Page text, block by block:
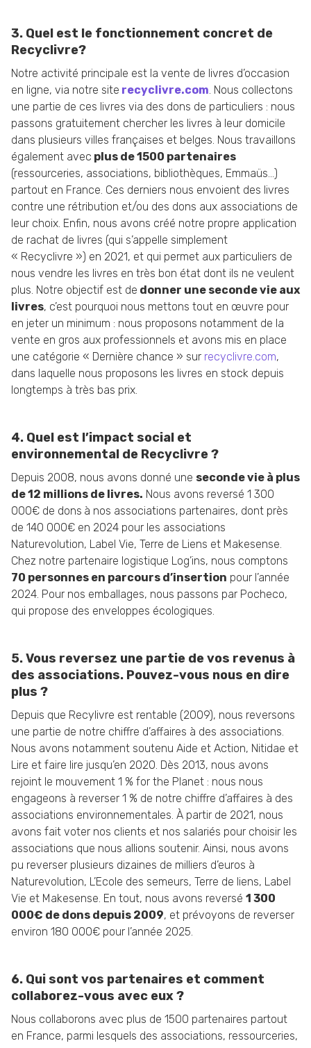
3. Quel est le fonctionnement concret de
Recyclivre?
Notre activité principale est la vente de livres d’occasion
en ligne, via notre site recyclivre.com. Nous collectons
une partie de ces livres via des dons de particuliers : nous
passons gratuitement chercher les livres à leur domicile
dans plusieurs villes françaises et belges. Nous travaillons
également avec plus de 1500 partenaires
(ressourceries, associations, bibliothèques, Emmaüs…)
partout en France. Ces derniers nous envoient des livres
contre une rétribution et/ou des dons aux associations de
leur choix. Enfin, nous avons créé notre propre application
de rachat de livres (qui s’appelle simplement
« Recyclivre ») en 2021, et qui permet aux particuliers de
nous vendre les livres en très bon état dont ils ne veulent
plus. Notre objectif est de donner une seconde vie aux
livres, c’est pourquoi nous mettons tout en œuvre pour
en jeter un minimum : nous proposons notamment de la
vente en gros aux professionnels et avons mis en place
une catégorie « Dernière chance » sur recyclivre.com,
dans laquelle nous proposons les livres en stock depuis
longtemps à très bas prix.
4. Quel est l’impact social et
environnemental de Recyclivre ?
Depuis 2008, nous avons donné une seconde vie à plus
de 12 millions de livres. Nous avons reversé 1 300
000€ de dons à nos associations partenaires, dont près
de 140 000€ en 2024 pour les associations
Naturevolution, Label Vie, Terre de Liens et Makesense.
Chez notre partenaire logistique Log’ins, nous comptons
70 personnes en parcours d’insertion pour l’année
2024. Pour nos emballages, nous passons par Pocheco,
qui propose des enveloppes écologiques.
5. Vous reversez une partie de vos revenus à
des associations. Pouvez-vous nous en dire
plus ?
Depuis que Recylivre est rentable (2009), nous reversons
une partie de notre chiffre d’affaires à des associations.
Nous avons notamment soutenu Aide et Action, Nitidae et
Lire et faire lire jusqu’en 2020. Dès 2013, nous avons
rejoint le mouvement 1 % for the Planet : nous nous
engageons à reverser 1 % de notre chiffre d’affaires à des
associations environnementales. À partir de 2021, nous
avons fait voter nos clients et nos salariés pour choisir les
associations que nous allions soutenir. Ainsi, nous avons
pu reverser plusieurs dizaines de milliers d’euros à
Naturevolution, L’Ecole des semeurs, Terre de liens, Label
Vie et Makesense. En tout, nous avons reversé 1 300
000€ de dons depuis 2009, et prévoyons de reverser
environ 180 000€ pour l’année 2025.
6. Qui sont vos partenaires et comment
collaborez-vous avec eux ?
Nous collaborons avec plus de 1500 partenaires partout
en France, parmi lesquels des associations, ressourceries,